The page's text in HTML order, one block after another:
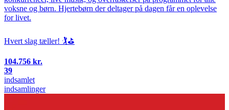
voksne og børn. Hjertebørn der deltager på dagen får en oplevelse
for livet.
Hvert slag tæller! 🏌️⛳
104.756 kr.
39
indsamlet
indsamlinger